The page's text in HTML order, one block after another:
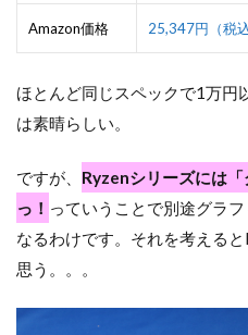
Amazon価格 25,347円（税込
ほとんど同じスペックで1万円
は素晴らしい。
ですが、 Ryzenシリーズには
っ！ っていうことで別途グラ
なるわけです。それを考える
思う。。。